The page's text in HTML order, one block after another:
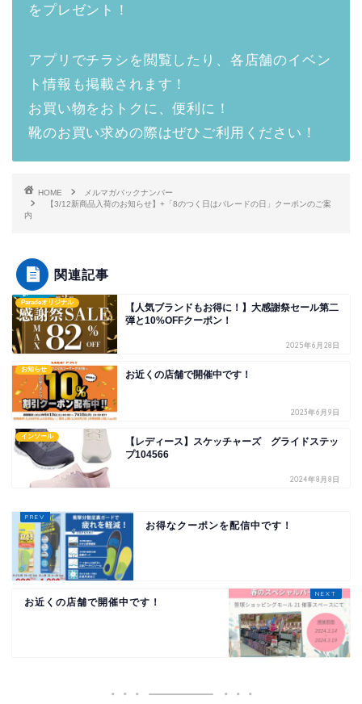
をプレゼント！
アプリでチラシを閲覧したり、各店舗のイベン
ト情報も掲載されます！
お買い物をおトクに、便利に！
靴のお買い求めの際はぜひご利用ください！
HOME
メルマガバックナンバー
【3/12新商品入荷のお知らせ】+「8のつく日はパレードの日」クーポンのご案
内
関連記事
Paradeオリジナル
【人気ブランドもお得に！】大感謝祭セール第二
弾と10%OFFクーポン！
2025年6月28日
お知らせ お近くの店舗で開催中です！
2023年6月9日
インソール
【レディース】スケッチャーズ グライドステッ
プ104566
2024年8月8日
お得なクーポンを配信中です！
お近くの店舗で開催中です！